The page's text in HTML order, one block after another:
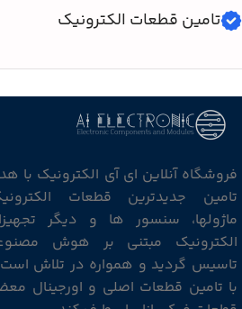
تامین قطعات الکترونیک
فروشگاه آنلاین ای آی الکترونیک با
تامین جدیدترین قطعات
ماژولها، سنسور ها و دیگر
الکترونیک مبتنی بر هوش
تاسیس گردید و همواره در تلاش است
با تامین قطعات اصلی و اورجینال